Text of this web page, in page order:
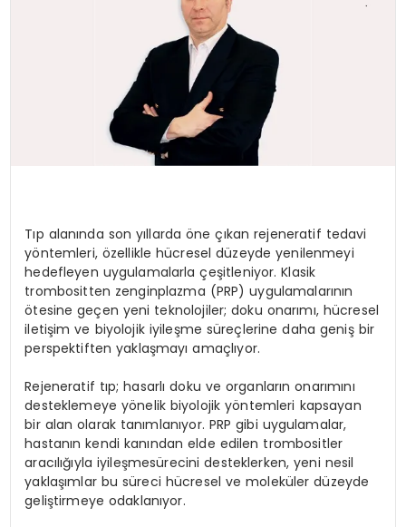
Tıp alanında son yıllarda öne çıkan rejeneratif tedavi
yöntemleri, özellikle hücresel düzeyde yenilenmeyi
hedefleyen uygulamalarla çeşitleniyor. Klasik
trombositten zenginplazma (PRP) uygulamalarının
ötesine geçen yeni teknolojiler; doku onarımı, hücresel
iletişim ve biyolojik iyileşme süreçlerine daha geniş bir
perspektiften yaklaşmayı amaçlıyor.
Rejeneratif tıp; hasarlı doku ve organların onarımını
desteklemeye yönelik biyolojik yöntemleri kapsayan
bir alan olarak tanımlanıyor. PRP gibi uygulamalar,
hastanın kendi kanından elde edilen trombositler
aracılığıyla iyileşmesürecini desteklerken, yeni nesil
yaklaşımlar bu süreci hücresel ve moleküler düzeyde
geliştirmeye odaklanıyor.